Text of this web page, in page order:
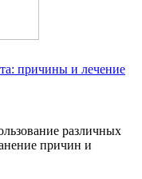
причины и лечение
различных
причин и